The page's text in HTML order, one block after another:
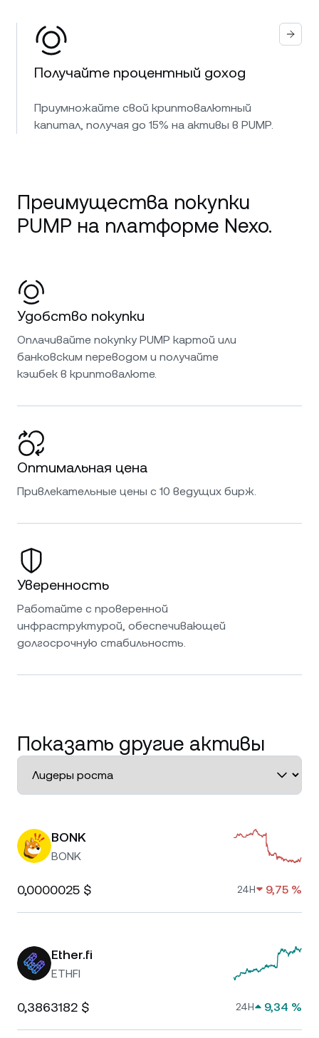
Получайте процентный доход
Приумножайте свой криптовалютный
капитал, получая до 15% на активы в PUMP.
Преимущества покупки
PUMP на платформе Nexo.
Удобство покупки
Оплачивайте покупку PUMP картой или
банковским переводом и получайте
кэшбек в криптовалюте.
Оптимальная цена
Привлекательные цены с 10 ведущих бирж.
Уверенность
Работайте с проверенной
инфраструктурой, обеспечивающей
долгосрочную стабильность.
Показать другие активы
BONK
BONK
0,0000025 $ 24H 9,75 %
Ether.fi
ETHFI
0,3863182 $ 24H 9,34 %